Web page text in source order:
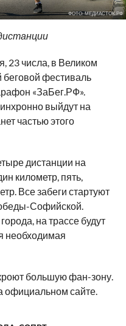
ФОТО: МЕДИАСТОК.РФ
23 числа, в Великом
беговой фестиваль
«ЗаБег.РФ».
выйдут на
частью этого
дистанции на
километр, пять,
Все забеги стартуют
Софийской.
на трассе будут
необходимая
большую фан-зону.
официальном сайте.